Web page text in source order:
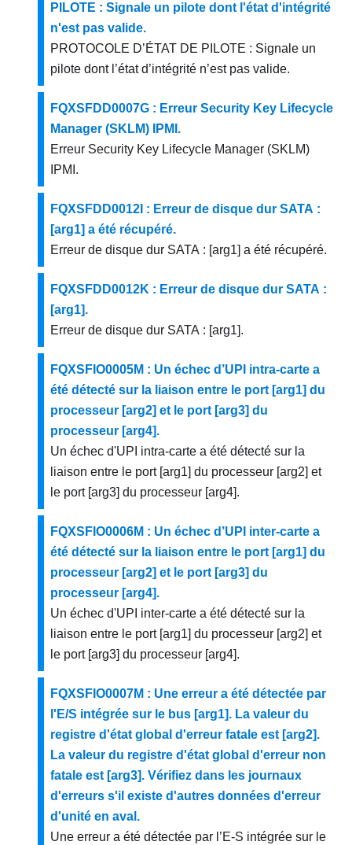
PILOTE : Signale un pilote dont l'état d'intégrité
n'est pas valide.
PROTOCOLE D’ÉTAT DE PILOTE : Signale un
pilote dont l’état d’intégrité n’est pas valide.
FQXSFDD0007G : Erreur Security Key Lifecycle
Manager (SKLM) IPMI.
Erreur Security Key Lifecycle Manager (SKLM)
IPMI.
FQXSFDD0012I : Erreur de disque dur SATA :
[arg1] a été récupéré.
Erreur de disque dur SATA : [arg1] a été récupéré.
FQXSFDD0012K : Erreur de disque dur SATA :
[arg1].
Erreur de disque dur SATA : [arg1].
FQXSFIO0005M : Un échec d’UPI intra-carte a
été détecté sur la liaison entre le port [arg1] du
processeur [arg2] et le port [arg3] du
processeur [arg4].
Un échec d'UPI intra-carte a été détecté sur la
liaison entre le port [arg1] du processeur [arg2] et
le port [arg3] du processeur [arg4].
FQXSFIO0006M : Un échec d’UPI inter-carte a
été détecté sur la liaison entre le port [arg1] du
processeur [arg2] et le port [arg3] du
processeur [arg4].
Un échec d'UPI inter-carte a été détecté sur la
liaison entre le port [arg1] du processeur [arg2] et
le port [arg3] du processeur [arg4].
FQXSFIO0007M : Une erreur a été détectée par
l'E/S intégrée sur le bus [arg1]. La valeur du
registre d'état global d'erreur fatale est [arg2].
La valeur du registre d'état global d'erreur non
fatale est [arg3]. Vérifiez dans les journaux
d'erreurs s'il existe d'autres données d'erreur
d'unité en aval.
Une erreur a été détectée par l’E-S intégrée sur le